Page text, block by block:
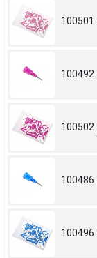
100501
100492
100502
100486
100496